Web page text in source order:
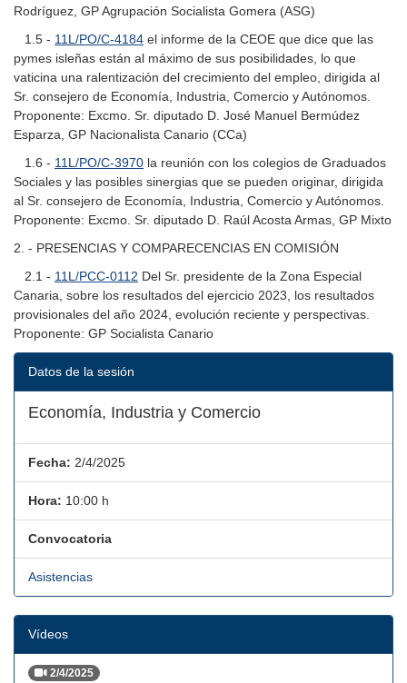
Rodríguez, GP Agrupación Socialista Gomera (ASG)
1.5 - 11L/PO/C-4184 el informe de la CEOE que dice que las
pymes isleñas están al máximo de sus posibilidades, lo que
vaticina una ralentización del crecimiento del empleo, dirigida al
Sr. consejero de Economía, Industria, Comercio y Autónomos.
Proponente: Excmo. Sr. diputado D. José Manuel Bermúdez
Esparza, GP Nacionalista Canario (CCa)
1.6 - 11L/PO/C-3970 la reunión con los colegios de Graduados
Sociales y las posibles sinergias que se pueden originar, dirigida
al Sr. consejero de Economía, Industria, Comercio y Autónomos.
Proponente: Excmo. Sr. diputado D. Raúl Acosta Armas, GP Mixto
2. - PRESENCIAS Y COMPARECENCIAS EN COMISIÓN
2.1 - 11L/PCC-0112 Del Sr. presidente de la Zona Especial
Canaria, sobre los resultados del ejercicio 2023, los resultados
provisionales del año 2024, evolución reciente y perspectivas.
Proponente: GP Socialista Canario
Datos de la sesión
Economía, Industria y Comercio
Fecha: 2/4/2025
Hora: 10:00 h
Convocatoria
Asistencias
Vídeos
2/4/2025